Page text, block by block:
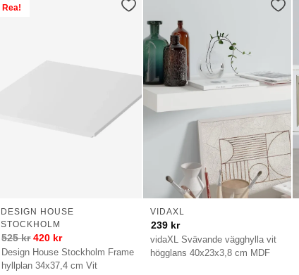
Rea!
Design House Stockholm Frame
hyllplan 34x37,4 cm Vit
DESIGN HOUSE
STOCKHOLM
525kr 420 kr
vidaXL Svävande vägghylla vit
högglans 40x23x3,8 cm MDF
VIDAXL
239 kr